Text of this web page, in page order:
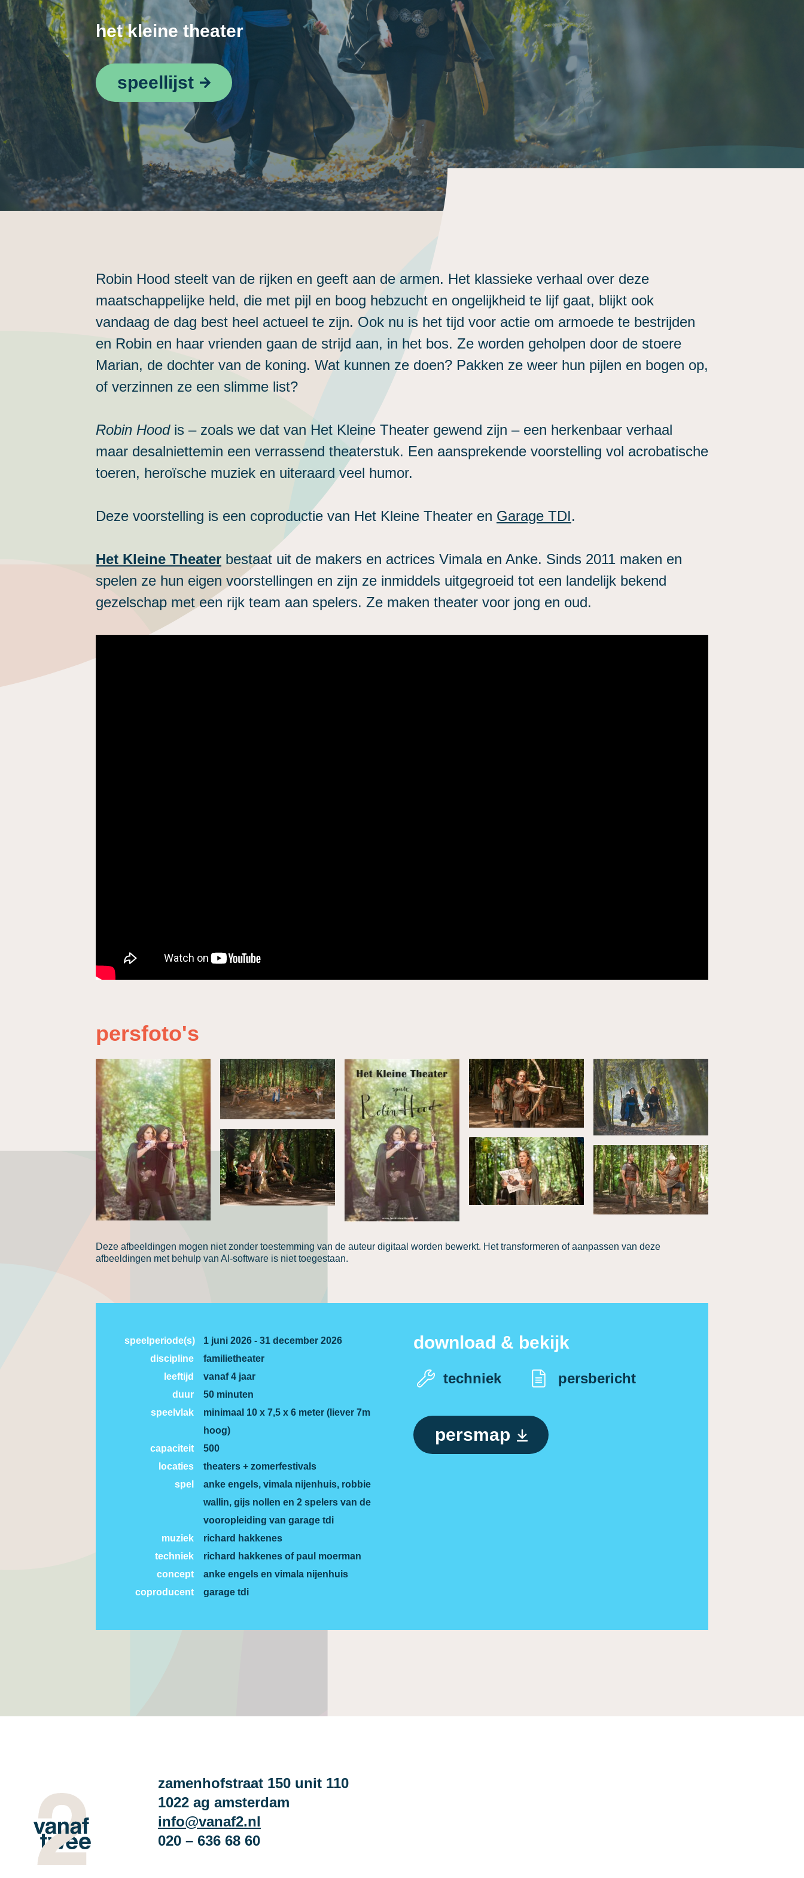
het kleine theater
speellijst
Robin Hood steelt van de rijken en geeft aan de armen. Het klassieke verhaal over deze
maatschappelijke held, die met pijl en boog hebzucht en ongelijkheid te lijf gaat, blijkt ook
vandaag de dag best heel actueel te zijn. Ook nu is het tijd voor actie om armoede te bestrijden
en Robin en haar vrienden gaan de strijd aan, in het bos. Ze worden geholpen door de stoere
Marian, de dochter van de koning. Wat kunnen ze doen? Pakken ze weer hun pijlen en bogen op,
of verzinnen ze een slimme list?
Robin Hoodis – zoals we dat van Het Kleine Theater gewend zijn – een herkenbaar verhaal
maar desalniettemin een verrassend theaterstuk. Een aansprekende voorstelling vol acrobatische
toeren, heroïsche muziek en uiteraard veel humor.
Deze voorstelling is een coproductie van Het Kleine Theater en Garage TDI.
Het Kleine Theater bestaat uit de makers en actrices Vimala en Anke. Sinds 2011 maken en
spelen ze hun eigen voorstellingen en zijn ze inmiddels uitgegroeid tot een landelijk bekend
gezelschap met een rijk team aan spelers. Ze maken theater voor jong en oud.
persfoto's
Deze afbeeldingen mogen niet zonder toestemming van de auteur digitaal worden bewerkt. Het transformeren of aanpassen van deze
afbeeldingen met behulp van AI-software is niet toegestaan.
speelperiode(s)
1 juni 2026 - 31 december 2026
discipline
familietheater
leeftijd
vanaf 4 jaar
duur
50 minuten
speelvlak
minimaal 10 x 7,5 x 6 meter (liever 7m
hoog)
capaciteit
500
locaties
theaters + zomerfestivals
spel
anke engels, vimala nijenhuis, robbie
wallin, gijs nollen en 2 spelers van de
vooropleiding van garage tdi
muziek
richard hakkenes
techniek
richard hakkenes of paul moerman
concept
anke engels en vimala nijenhuis
coproducent
garage tdi
download & bekijk
techniek persbericht
persmap
zamenhofstraat 150 unit 110
1022 ag amsterdam
info@vanaf2.nl
020 – 636 68 60